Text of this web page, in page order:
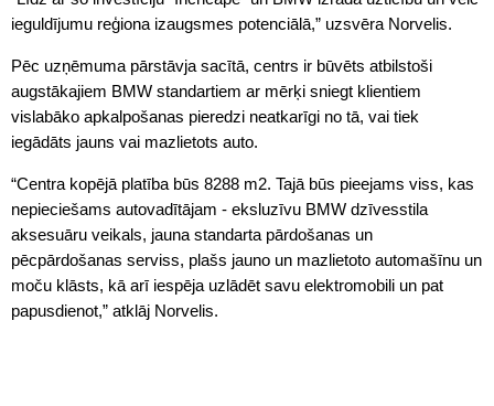
ieguldījumu reģiona izaugsmes potenciālā,” uzsvēra Norvelis.
Pēc uzņēmuma pārstāvja sacītā, centrs ir būvēts atbilstoši
augstākajiem BMW standartiem ar mērķi sniegt klientiem
vislabāko apkalpošanas pieredzi neatkarīgi no tā, vai tiek
iegādāts jauns vai mazlietots auto.
“Centra kopējā platība būs 8288 m2. Tajā būs pieejams viss, kas
nepieciešams autovadītājam - eksluzīvu BMW dzīvesstila
aksesuāru veikals, jauna standarta pārdošanas un
pēcpārdošanas serviss, plašs jauno un mazlietoto automašīnu un
moču klāsts, kā arī iespēja uzlādēt savu elektromobili un pat
papusdienot,” atklāj Norvelis.